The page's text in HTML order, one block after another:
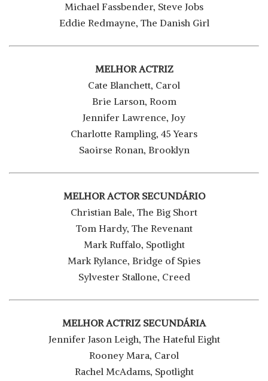
Michael Fassbender, Steve Jobs
Eddie Redmayne, The Danish Girl
MELHOR ACTRIZ
Cate Blanchett, Carol
Brie Larson, Room
Jennifer Lawrence, Joy
Charlotte Rampling, 45 Years
Saoirse Ronan, Brooklyn
MELHOR ACTOR SECUNDÁRIO
Christian Bale, The Big Short
Tom Hardy, The Revenant
Mark Ruffalo, Spotlight
Mark Rylance, Bridge of Spies
Sylvester Stallone, Creed
MELHOR ACTRIZ SECUNDÁRIA
Jennifer Jason Leigh, The Hateful Eight
Rooney Mara, Carol
Rachel McAdams, Spotlight